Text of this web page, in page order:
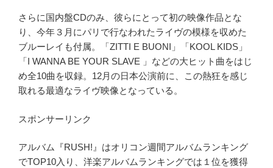
さらに国内盤CDのみ、彼らにとって初の映像作品とな
り、今年３月にパリで行なわれたライヴの模様を収めた
ブルーレイも付属。「ZITTI E BUONI」「KOOL KIDS」
「I WANNA BE YOUR SLAVE 」などの大ヒット曲をはじ
め全10曲を収録。12月の日本公演前に、この熱狂を感じ
取れる最適なライヴ映像となっている。
スポンサーリンク
アルバム『RUSH!』はオリコン週間アルバムランキング
でTOP10入り、洋楽アルバムランキングでは１位を獲得